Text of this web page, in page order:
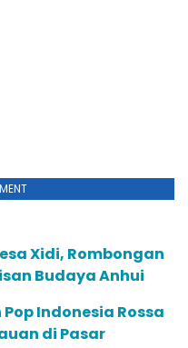
Xidi, Rombongan
Budaya Anhui
Indonesia Rossa
di Pasar